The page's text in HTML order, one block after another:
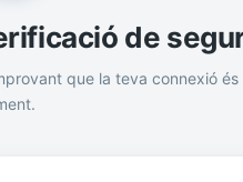
de
que la teva connexió és